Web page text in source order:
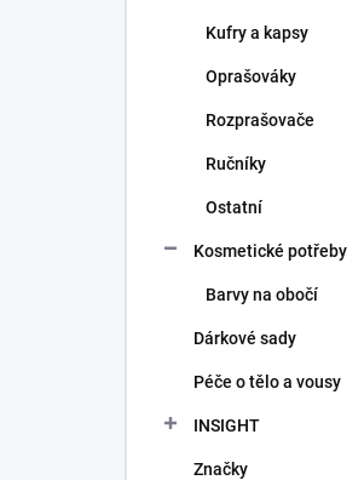
Kufry a kapsy
Oprašováky
Rozprašovače
Ručníky
Ostatní
Kosmetické potřeby
Barvy na obočí
Dárkové sady
Péče o tělo a vousy
INSIGHT
Značky